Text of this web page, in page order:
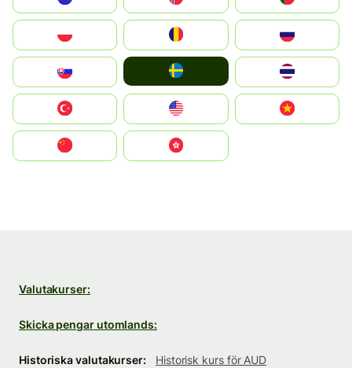
United States
中國香港特別行政區
Valutakurser:
Skicka pengar utomlands:
Historiska valutakurser:
Historisk kurs för AUD